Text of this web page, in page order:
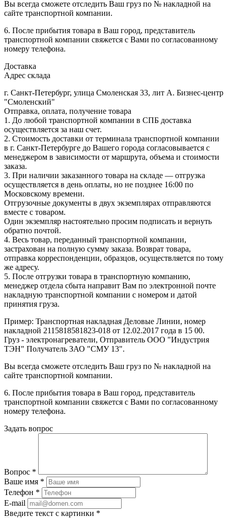
Вы всегда сможете отследить Ваш груз по № накладной на
сайте транспортной компании.
6. После прибытия товара в Ваш город, представитель
транспортной компании свяжется с Вами по согласованному
номеру телефона.
Доставка
Адрес склада
г. Санкт-Петербург, улица Смоленская 33, лит А. Бизнес-центр
"Смоленский"
Отправка, оплата, получение товара
1. До любой транспортной компании в СПБ доставка
осуществляется за наш счет.
2. Стоимость доставки от терминала транспортной компании
в г. Санкт-Петербурге до Вашего города согласовывается с
менеджером в зависимости от маршрута, объема и стоимости
заказа.
3. При наличии заказанного товара на складе — отгрузка
осуществляется в день оплаты, но не позднее 16:00 по
Московскому времени.
Отгрузочные документы в двух экземплярах отправляются
вместе с товаром.
Один экземпляр настоятельно просим подписать и вернуть
обратно почтой.
4. Весь товар, переданный транспортной компании,
застрахован на полную сумму заказа. Возврат товара,
отправка корреспонденции, образцов, осуществляется по тому
же адресу.
5. После отгрузки товара в транспортную компанию,
менеджер отдела сбыта направит Вам по электронной почте
накладную транспортной компании с номером и датой
принятия груза.
Пример: Транспортная накладная Деловые Линии, номер
накладной 2115818581823-018 от 12.02.2017 года в 15 00.
Груз - электронагреватели, Отправитель ООО "Индустрия
ТЭН" Получатель ЗАО "СМУ 13".
Вы всегда сможете отследить Ваш груз по № накладной на
сайте транспортной компании.
6. После прибытия товара в Ваш город, представитель
транспортной компании свяжется с Вами по согласованному
номеру телефона.
Задать вопрос
Вопрос *
Ваше имя *
Телефон *
E-mail
Введите текст с картинки *